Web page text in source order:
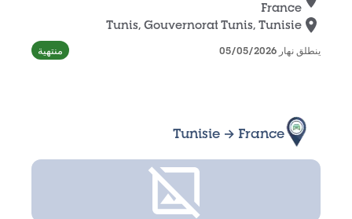
France
Tunis, Gouvernorat Tunis, Tunisie
ينطلق نهار 05/05/2026 منتهية
Tunisie → France